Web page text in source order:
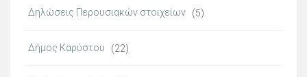
Δηλώσεις Περουσιακών στοιχείων (5)
Δήμος Καρύστου (22)